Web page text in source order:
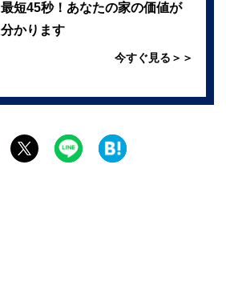
最短45秒！あなたの家の価値が
分かります
今すぐ見る＞＞